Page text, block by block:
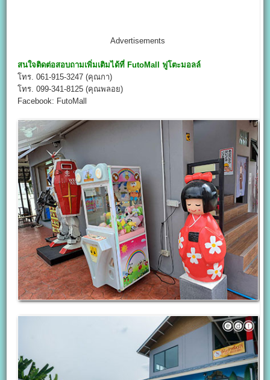
Advertisements
สนใจติดต่อสอบถามเพิ่มเติมได้ที่ FutoMall ฟูโตะมอลล์
โทร. 061-915-3247 (คุณกา)
โทร. 099-341-8125 (คุณพลอย)
Facebook: FutoMall